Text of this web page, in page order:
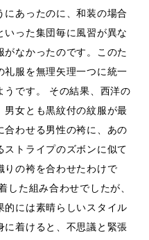
にあったのに、和装の場合
いった集団毎に風習が異な
がなかったのです。このた
礼服を無理矢理一つに統一
うです。 その結果、西洋の
男女とも黒紋付の紋服が最
合わせる男性の袴に、あの
ストライプのズボンに似て
りの袴を合わせたわけで
した組み合わせでしたが、
的には素晴らしいスタイル
に着けると、不思議と緊張